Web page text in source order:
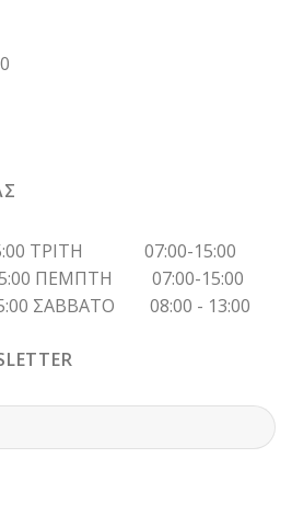
ΤΡΙΤΗ 07:00-15:00
ΠΕΜΠΤΗ 07:00-15:00
ΣΑΒΒΑΤΟ 08:00 - 13:00